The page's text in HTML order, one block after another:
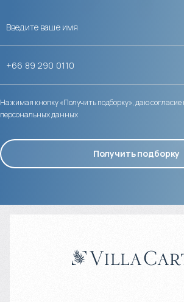
Нажимая кнопку «Получить подборку», даю согласие
персональных данных
Получить подборку